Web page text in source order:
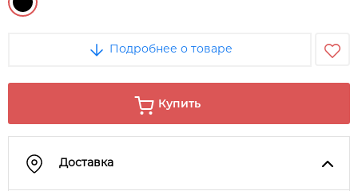
Подробнее о товаре
Купить
Доставка